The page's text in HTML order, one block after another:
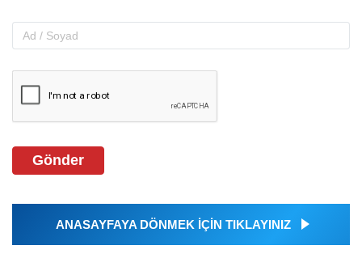
Gönder
ANASAYFAYA DÖNMEK İÇİN TIKLAYINIZ